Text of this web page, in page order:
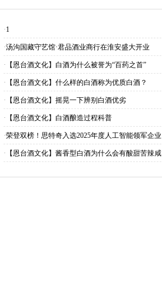
·1
·汤沟国藏守艺馆·君品酒业商行在淮安盛大开业
· 【恩台酒文化】白酒为什么被誉为“百药之首”
· 【恩台酒文化】什么样的白酒称为优质白酒？
· 【恩台酒文化】摇晃一下辨别白酒优劣
· 【恩台酒文化】白酒酿造过程科普
·荣登双榜！思特奇入选2025年度人工智能领军企业
100强、百大AI产品两大榜单
· 【恩台酒文化】酱香型白酒为什么会有酸甜苦辣咸